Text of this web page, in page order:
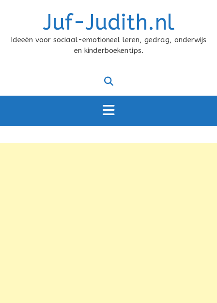
Juf-Judith.nl
Ideeën voor sociaal-emotioneel leren, gedrag, onderwijs
en kinderboekentips.